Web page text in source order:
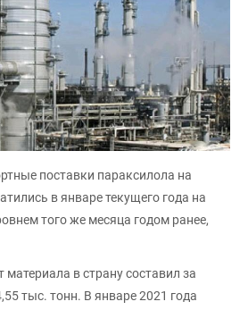
поставки параксилола на
в январе текущего года на
того же месяца годом ранее,
в страну составил за
тыс. тонн. В январе 2021 года